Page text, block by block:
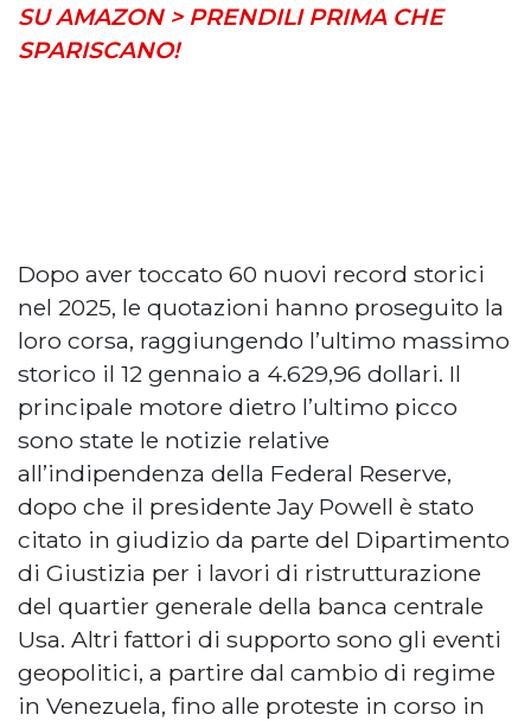
SU AMAZON > PRENDILI PRIMA CHE
SPARISCANO!
Dopo aver toccato 60 nuovi record storici
nel 2025, le quotazioni hanno proseguito la
loro corsa, raggiungendo l’ultimo massimo
storico il 12 gennaio a 4.629,96 dollari. Il
principale motore dietro l’ultimo picco
sono state le notizie relative
all’indipendenza della Federal Reserve,
dopo che il presidente Jay Powell è stato
citato in giudizio da parte del Dipartimento
di Giustizia per i lavori di ristrutturazione
del quartier generale della banca centrale
Usa. Altri fattori di supporto sono gli eventi
geopolitici, a partire dal cambio di regime
in Venezuela, fino alle proteste in corso in